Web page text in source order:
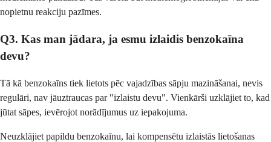
nopietnu reakciju pazīmes.
Q3. Kas man jādara, ja esmu izlaidis benzokaīna
devu?
Tā kā benzokaīns tiek lietots pēc vajadzības sāpju mazināšanai, nevis
regulāri, nav jāuztraucas par "izlaistu devu". Vienkārši uzklājiet to, kad
jūtat sāpes, ievērojot norādījumus uz iepakojuma.
Neuzklājiet papildu benzokaīnu, lai kompensētu izlaistās lietošanas